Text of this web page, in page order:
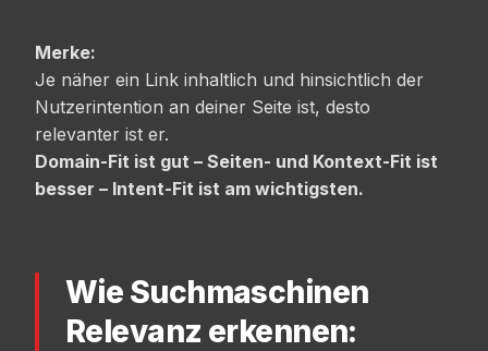
Merke:
Je näher ein Link inhaltlich und hinsichtlich der
Nutzerintention an deiner Seite ist, desto
relevanter ist er.
Domain-Fit ist gut – Seiten- und Kontext-Fit ist
besser – Intent-Fit ist am wichtigsten.
Wie Suchmaschinen
Relevanz erkennen: